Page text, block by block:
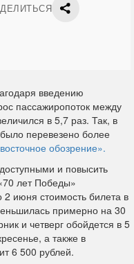
введению
пассажиропоток между
в 5,7 раз. Так, в
перевезено более
обозрение».
и повысить
лет Победы»
июня стоимость билета в
примерно на 30
и четверг обойдется в 5
а также в
6 500 рублей.